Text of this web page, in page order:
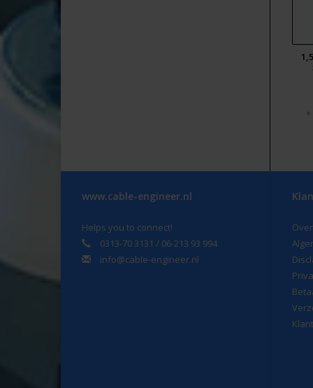
*
www.cable-engineer.nl
Helps you to connect!
0313-70 3131 / 06-213 93 994
info@cable-engineer.nl